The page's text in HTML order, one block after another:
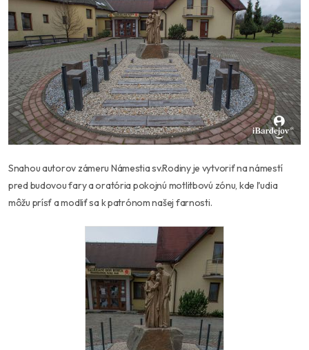
Snahou autorov zámeru Námestia sv.Rodiny je vytvoriť na námestí
pred budovou fary a oratória pokojnú motlitbovú zónu, kde ľudia
môžu prísť a modliť sa k patrónom našej farnosti.